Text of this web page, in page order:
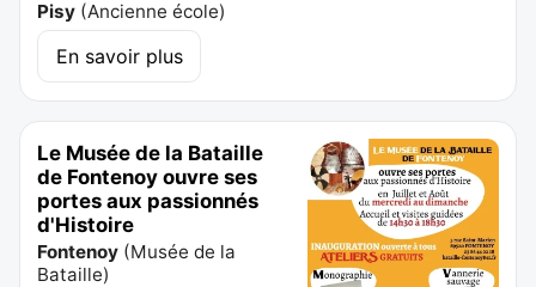
Pisy (Ancienne école)
En savoir plus
Le Musée de la Bataille
de Fontenoy ouvre ses
portes aux passionnés
d'Histoire
Fontenoy (Musée de la
Bataille)